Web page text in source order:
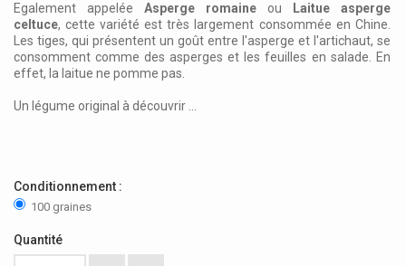
Egalement appelée Asperge romaineou
Laitue asperge
celtuce, cette variété est très largement consommée en Chine.
Les tiges, qui présentent un goût entre l'asperge et l'artichaut, se
consomment comme des asperges et les feuilles en salade. En
effet, la laitue ne pomme pas.
Un légume original à découvrir ...
Conditionnement :
100 graines
Quantité